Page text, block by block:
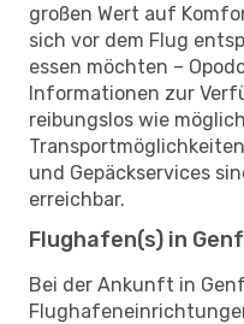
großen Wert auf
sich vor dem Flug
essen möchten –
Informationen zur
reibungslos wie
und Gepäckservices
erreichbar.
Flughafen(s) in Genf
Bei der Ankunft in